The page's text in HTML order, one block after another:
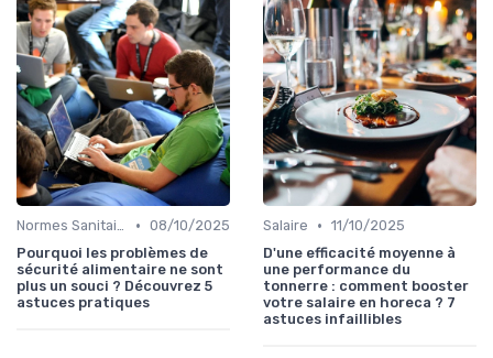
Normes Sanitaires • 08/10/2025
Pourquoi les problèmes de
sécurité alimentaire ne sont
plus un souci ? Découvrez 5
astuces pratiques
Salaire • 11/10/2025
D'une efficacité moyenne à
une performance du
tonnerre : comment booster
votre salaire en horeca ? 7
astuces infaillibles